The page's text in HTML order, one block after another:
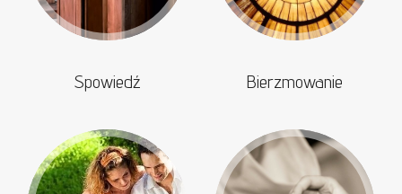
Spowiedź Bierzmowanie